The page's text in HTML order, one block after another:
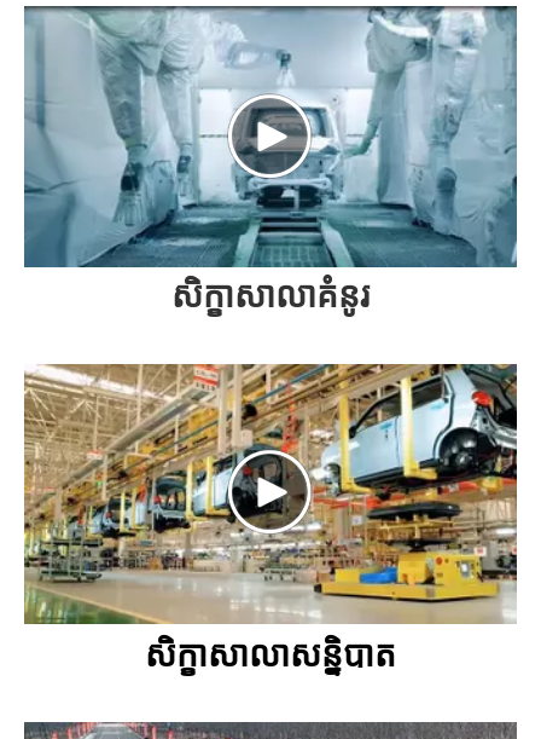
សិក្ខាសាលាគំនូរ
សិក្ខាសាលាសន្និបាត